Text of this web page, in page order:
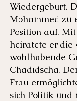
Wiedergeburt.
Mohammed zu
Position auf.
heiratete er die
wohlhabende
Chadidscha.
Frau
sich Politik und